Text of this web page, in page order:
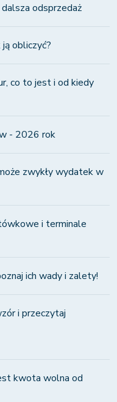
odsprzedaż
obliczyć?
co to jest i od kiedy
- 2026 rok
zwykły wydatek w
i terminale
ich wady i zalety!
i przeczytaj
kwota wolna od